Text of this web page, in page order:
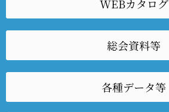
WEBカタログ
総会資料等
各種データ等